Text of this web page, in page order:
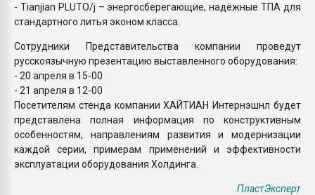
- Tianjian PLUTO/j – энергосберегающие, надёжные ТПА для
стандартного литья эконом класса.
Сотрудники Представительства компании проведут
русскоязычную презентацию выставленного оборудования:
- 20 апреля в 15-00
- 21 апреля в 12-00
Посетителям стенда компании ХАЙТИАН Интернэшнл будет
представлена полная информация по конструктивным
особенностям, направлениям развития и модернизации
каждой серии, примерам применений и эффективности
эксплуатации оборудования Холдинга.
ПластЭксперт